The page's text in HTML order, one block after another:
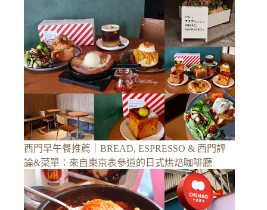
西門早午餐推薦｜BREAD, ESPRESSO & 西門評
論&菜單：來自東京表參道的日式烘焙咖啡廳